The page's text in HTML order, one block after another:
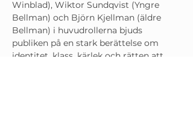
Winblad), Wiktor Sundqvist (Yngre
Bellman) och Björn Kjellman (äldre
Bellman) i huvudrollerna bjuds
publiken på en stark berättelse om
identitet, klass, kärlek och rätten att